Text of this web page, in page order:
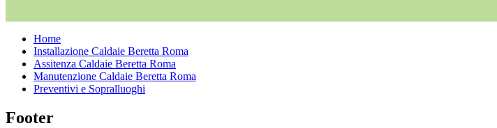
Home
Installazione Caldaie Beretta Roma
Assitenza Caldaie Beretta Roma
Manutenzione Caldaie Beretta Roma
Preventivi e Sopralluoghi
Footer